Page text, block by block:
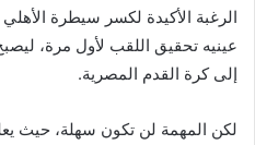
الرغبة الأكيدة لكسر سيطرة
عينيه تحقيق اللقب لأول مرة،
إلى كرة القدم المصرية.
لكن المهمة لن تكون سهلة، حيث